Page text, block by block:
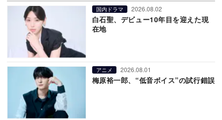
国内ドラマ 2026.08.02
白石聖、デビュー10年目を迎えた現
在地
アニメ 2026.08.01
梅原裕一郎、“低音ボイス”の試行錯誤